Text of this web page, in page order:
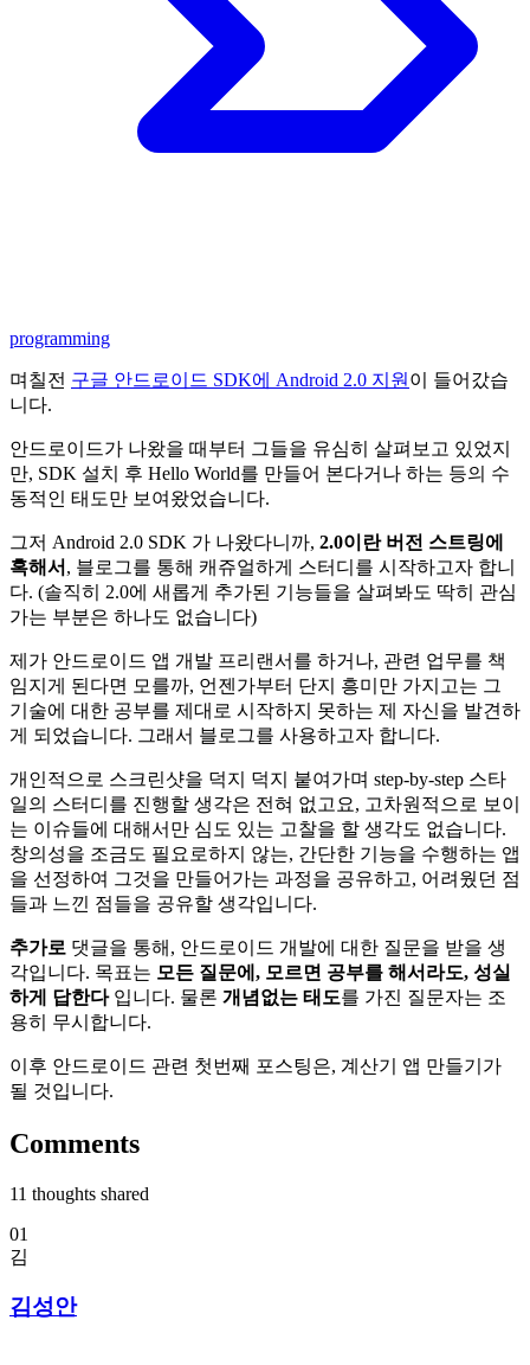
programming
며칠전 구글 안드로이드 SDK에 Android 2.0 지원 이 들어갔습
니다.
안드로이드가 나왔을 때부터 그들을 유심히 살펴보고 있었지
만, SDK 설치 후 Hello World를 만들어 본다거나 하는 등의 수
동적인 태도만 보여왔었습니다.
그저 Android 2.0 SDK 가 나왔다니까, 2.0이란 버전 스트링에
혹해서 , 블로그를 통해 캐쥬얼하게 스터디를 시작하고자 합니
다. (솔직히 2.0에 새롭게 추가된 기능들을 살펴봐도 딱히 관심
가는 부분은 하나도 없습니다)
제가 안드로이드 앱 개발 프리랜서를 하거나, 관련 업무를 책
임지게 된다면 모를까, 언젠가부터 단지 흥미만 가지고는 그
기술에 대한 공부를 제대로 시작하지 못하는 제 자신을 발견하
게 되었습니다. 그래서 블로그를 사용하고자 합니다.
개인적으로 스크린샷을 덕지 덕지 붙여가며 step-by-step 스타
일의 스터디를 진행할 생각은 전혀 없고요, 고차원적으로 보이
는 이슈들에 대해서만 심도 있는 고찰을 할 생각도 없습니다.
창의성을 조금도 필요로하지 않는, 간단한 기능을 수행하는 앱
을 선정하여 그것을 만들어가는 과정을 공유하고, 어려웠던 점
들과 느낀 점들을 공유할 생각입니다.
추가로 댓글을 통해, 안드로이드 개발에 대한 질문을 받을 생
각입니다. 목표는 모든 질문에, 모르면 공부를 해서라도, 성실
하게 답한다입니다. 물론 개념없는 태도를 가진 질문자는 조
용히 무시합니다.
이후 안드로이드 관련 첫번째 포스팅은, 계산기 앱 만들기가
될 것입니다.
Comments
11 thoughts shared
01
김
김성안